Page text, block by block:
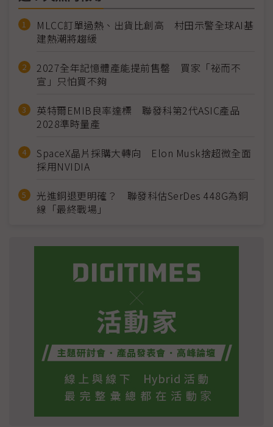
MLCC訂單過熱、出貨比創高 村田示警全球AI基
建熱潮將趨緩
2027全年記憶體產能提前售罄 買家「祕而不
宣」只怕買不夠
英特爾EMIB良率達標 聯發科第2代ASIC產品
2028準時量產
SpaceX晶片採購大轉向 Elon Musk捨超微全面
採用NVIDIA
光進銅退更明確？ 聯發科估SerDes 448G為銅
線「最終戰場」